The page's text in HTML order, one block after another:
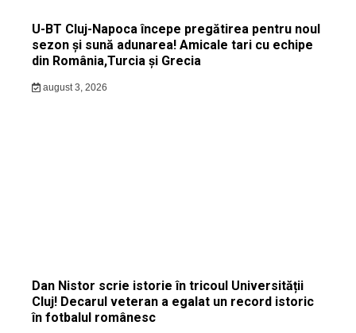
U-BT Cluj-Napoca începe pregătirea pentru noul
sezon și sună adunarea! Amicale tari cu echipe
din România,Turcia și Grecia
august 3, 2026
Dan Nistor scrie istorie în tricoul Universității
Cluj! Decarul veteran a egalat un record istoric
în fotbalul românesc